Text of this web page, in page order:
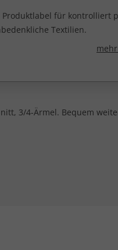
Produktlabel für kontrolliert
Textilien.
3/4-Ärmel. Bequem